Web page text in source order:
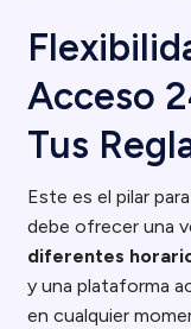
Acceso
Tus
Este es el pilar
debe ofrecer una
diferentes
y una plataforma
en cualquier